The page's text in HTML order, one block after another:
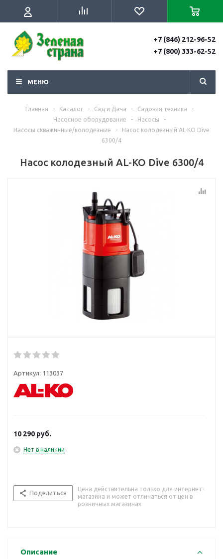
+7 (846) 212-96-52
+7 (800) 333-62-52
МЕНЮ
Главная - Каталог - Сад и Дача - Садовая техника
-
Насосное оборудование
- Насосы
-
Насосы скважинные/колодезные
-
Насос колодезный AL-KO Dive
6300/4
Насос колодезный AL-KO Dive 6300/4
Артикул: 113037
10 290 руб.
Нет в наличии
Поделиться
Цена действительна только для интернет-
магазина и может отличаться от цен в
розничных магазинах
Описание